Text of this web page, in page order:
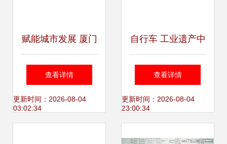
赋能城市发展 厦门
电力营商环境交出
亮丽成绩单
查看详情
更新时间：2026-08-04
03:02:34
自行车 工业遗产中
的轻盈身影——以
哈尔滨华德液压气
查看详情
更新时间：2026-08-04
23:00:34